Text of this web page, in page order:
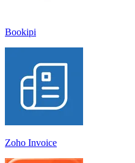
Bookipi
Zoho Invoice